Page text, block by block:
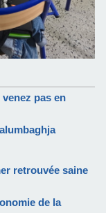
pas en
retrouvée saine
de la